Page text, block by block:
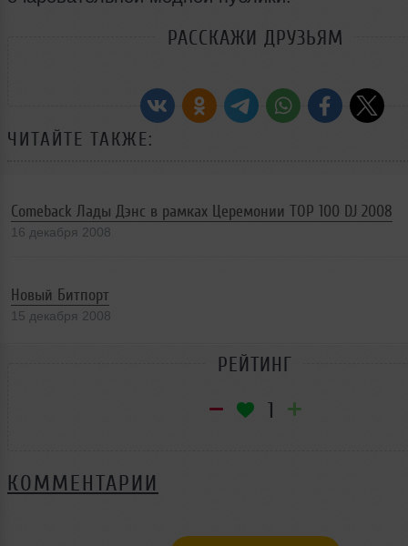
РАССКАЖИ ДРУЗЬЯМ
ЧИТАЙТЕ ТАКЖЕ:
Comeback Лады Дэнс в рамках Церемонии TOP 100 DJ 2008
16 декабря 2008
Новый Битпорт
15 декабря 2008
РЕЙТИНГ
1
КОММЕНТАРИИ